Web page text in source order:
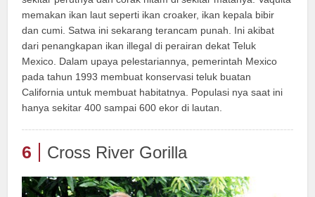
memakan ikan laut seperti ikan croaker, ikan kepala bibir
dan cumi. Satwa ini sekarang terancam punah. Ini akibat
dari penangkapan ikan illegal di perairan dekat Teluk
Mexico. Dalam upaya pelestariannya, pemerintah Mexico
pada tahun 1993 membuat konservasi teluk buatan
California untuk membuat habitatnya. Populasi nya saat ini
hanya sekitar 400 sampai 600 ekor di lautan.
6 Cross River Gorilla